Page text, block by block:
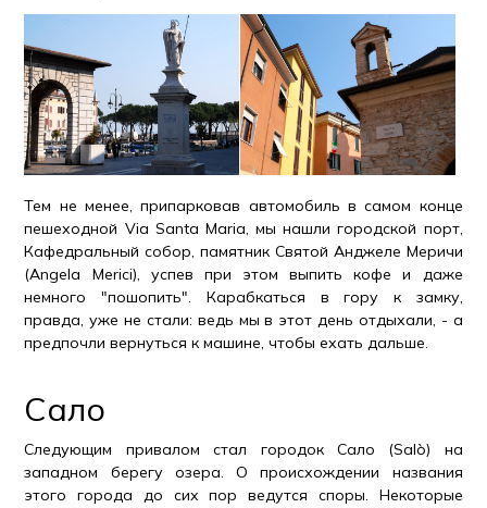
Тем не менее, припарковав автомобиль в самом конце
пешеходной Via Santa Maria, мы нашли городской порт,
Кафедральный собор, памятник Святой Анджеле Меричи
(Angela Merici), успев при этом выпить кофе и даже
немного "пошопить". Карабкаться в гору к замку,
правда, уже не стали: ведь мы в этот день отдыхали, - а
предпочли вернуться к машине, чтобы ехать дальше.
Сало
Следующим привалом стал городок Сало (Salò) на
западном берегу озера. О происхождении названия
этого города до сих пор ведутся споры. Некоторые